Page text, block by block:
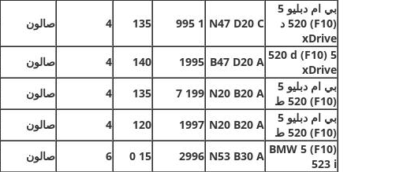
بي ام دبليو 5
(F10) 520 د
xDrive
N47 D20 C
1
995
135
4 صالون
5 (F10) 520 d
xDrive
B47 D20 A
1995
140
4 صالون
بي ام دبليو 5
(F10) 520 ط
N20 B20 A
199
7
135
4 صالون
بي ام دبليو 5
(F10) 520 ط
N20 B20 A
1997
120
4 صالون
BMW 5 (F10)
523 i
N53 B30 A
2996
15
0
6 صالون